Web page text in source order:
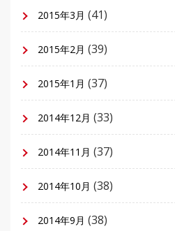
2015年3月 (41)
2015年2月 (39)
2015年1月 (37)
2014年12月 (33)
2014年11月 (37)
2014年10月 (38)
2014年9月 (38)